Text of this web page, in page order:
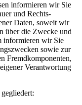
infor­mieren wir Sie
und Rechts­
Daten, soweit wir
über die Zwecke und
infor­mieren wir Sie
sowie zur
Fremd­kom­po­nenten,
Verant­wortung